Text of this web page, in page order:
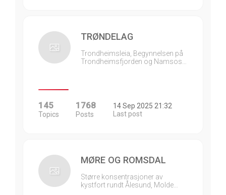
TRØNDELAG
Trondheimsleia, Begynnelsen på
Trondheimsfjorden og Namsos…
145
Topics
1768
Posts
14 Sep 2025 21:32
Last post
MØRE OG ROMSDAL
Større konsentrasjoner av
kystfort rundt Ålesund, Molde…